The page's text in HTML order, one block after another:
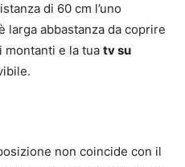
di 60 cm l’uno
larga abbastanza da coprire
montanti e la tua tv su
non coincide con il